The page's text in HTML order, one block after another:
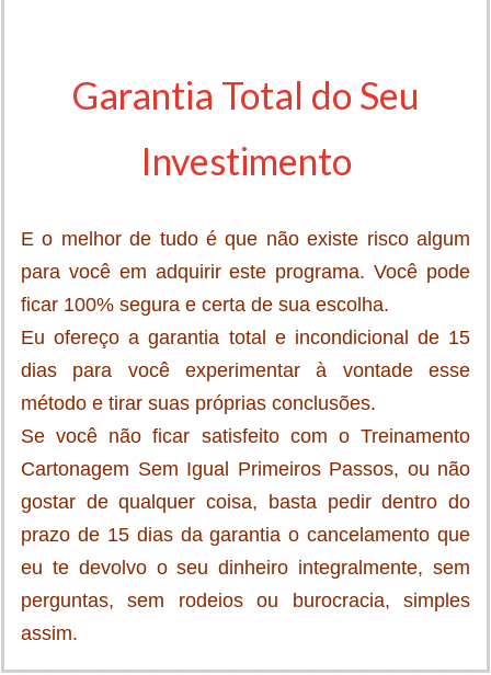
Garantia Total do Seu
Investimento
E o melhor de tudo é que não existe risco algum
para você em adquirir este programa. Você pode
ficar 100% segura e certa de sua escolha.
Eu ofereço a garantia total e incondicional de 15
dias para você experimentar à vontade esse
método e tirar suas próprias conclusões.
Se você não ficar satisfeito com o Treinamento
Cartonagem Sem Igual Primeiros Passos, ou não
gostar de qualquer coisa, basta pedir dentro do
prazo de 15 dias da garantia o cancelamento que
eu te devolvo o seu dinheiro integralmente, sem
perguntas, sem rodeios ou burocracia, simples
assim.